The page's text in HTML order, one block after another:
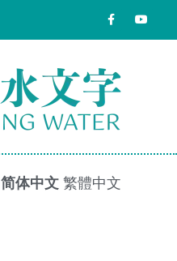
F
a
o
o
k
f
Y
o
简体中文 繁體中文